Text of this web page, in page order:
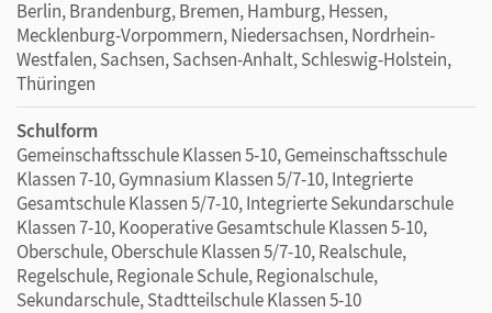
Berlin, Brandenburg, Bremen, Hamburg, Hessen,
Mecklenburg-Vorpommern, Niedersachsen, Nordrhein-
Westfalen, Sachsen, Sachsen-Anhalt, Schleswig-Holstein,
Thüringen
Schulform
Gemeinschaftsschule Klassen 5-10, Gemeinschaftsschule
Klassen 7-10, Gymnasium Klassen 5/7-10, Integrierte
Gesamtschule Klassen 5/7-10, Integrierte Sekundarschule
Klassen 7-10, Kooperative Gesamtschule Klassen 5-10,
Oberschule, Oberschule Klassen 5/7-10, Realschule,
Regelschule, Regionale Schule, Regionalschule,
Sekundarschule, Stadtteilschule Klassen 5-10